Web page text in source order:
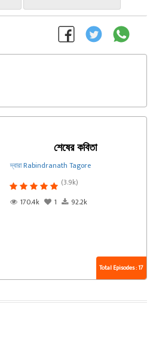
শেষের কবিতা
দ্বারা Rabindranath Tagore
(3.9k)
170.4k
1 92.2k
Total Episodes : 17